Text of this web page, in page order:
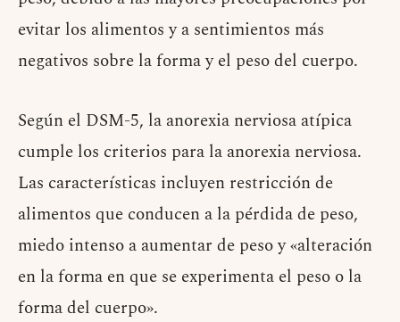
evitar los alimentos y a sentimientos más
negativos sobre la forma y el peso del cuerpo.
Según el DSM-5, la anorexia nerviosa atípica
cumple los criterios para la anorexia nerviosa.
Las características incluyen restricción de
alimentos que conducen a la pérdida de peso,
miedo intenso a aumentar de peso y «alteración
en la forma en que se experimenta el peso o la
forma del cuerpo».